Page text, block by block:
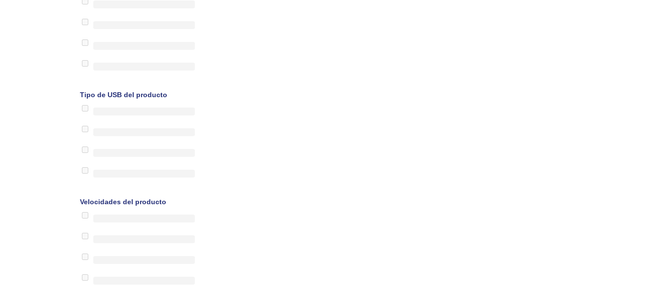
Tipo de USB del producto
Velocidades del producto